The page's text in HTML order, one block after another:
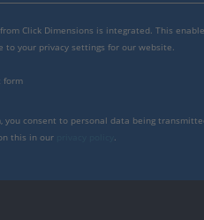
Click Dimensions is integrated. This
to your privacy settings for our website.
form
you consent to personal data being
this in our
.